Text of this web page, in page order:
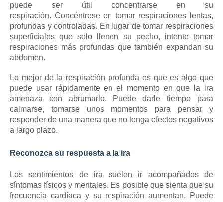
puede ser útil concentrarse en su
respiración. Concéntrese en tomar respiraciones lentas,
profundas y controladas. En lugar de tomar respiraciones
superficiales que solo llenen su pecho, intente tomar
respiraciones más profundas que también expandan su
abdomen.
Lo mejor de la respiración profunda es que es algo que
puede usar rápidamente en el momento en que la ira
amenaza con abrumarlo.
Puede darle tiempo para
calmarse, tomarse unos momentos para pensar y
responder de una manera que no tenga efectos negativos
a largo plazo.
Reconozca su respuesta a la ira
Los sentimientos de ira suelen ir acompañados de
síntomas físicos y mentales. Es posible que sienta que su
frecuencia cardíaca y su respiración aumentan.
Puede